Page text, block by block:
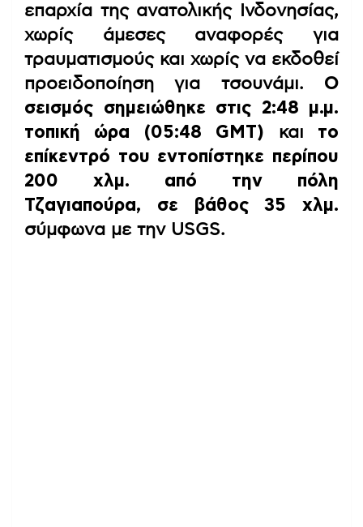
επαρχία της ανατολικής Ινδονησίας,
χωρίς άμεσες αναφορές για
τραυματισμούς και χωρίς να εκδοθεί
προειδοποίηση για τσουνάμι. Ο
σεισμός σημειώθηκε στις 2:48 μ.μ.
τοπική ώρα (05:48 GMT) και το
επίκεντρό του εντοπίστηκε περίπου
200 χλμ. από την πόλη
Τζαγιαπούρα, σε βάθος 35 χλμ.
σύμφωνα με την USGS.